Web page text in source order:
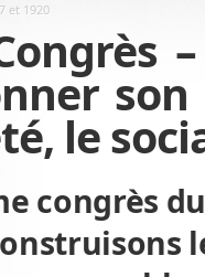
et 1920
le
congrès